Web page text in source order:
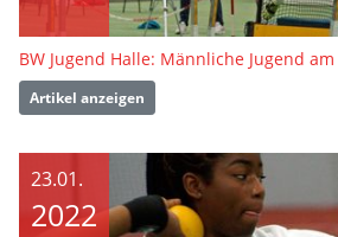
BW Jugend Halle: Männliche Jugend
Artikel anzeigen
23.01.
2022